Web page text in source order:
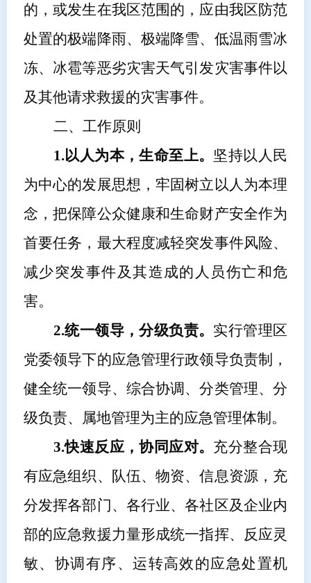
的，或发生在我区范围的，应由我区防范
处置的极端降雨、极端降雪、低温雨雪冰
冻、冰雹等恶劣灾害天气引发灾害事件以
及其他请求救援的灾害事件。
二、 工作原则
1.以人为本，生命至上。 坚持以人民
为中心的发展思想，牢固树立以人为本理
念，把保障公众健康和生命财产安全作为
首要任务，最大程度减轻突发事件风险、
减少突发事件及其造成的人员伤亡和危
害。
2.统一领导，分级负责。 实行管理区
党委领导下的应急管理行政领导负责制，
健全统一领导、综合协调、分类管理、分
级负责、属地管理为主的应急管理体制。
3.快速反应，协同应对。 充分整合现
有应急组织、队伍、物资、信息资源，充
分发挥各部门、各行业、各社区及企业内
部的应急救援力量形成统一指挥、反应灵
敏、协调有序、运转高效的应急处置机